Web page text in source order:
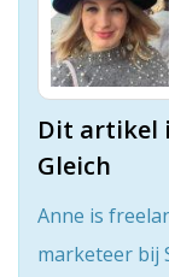
Dit artikel
Gleich
Anne is
marketeer bij